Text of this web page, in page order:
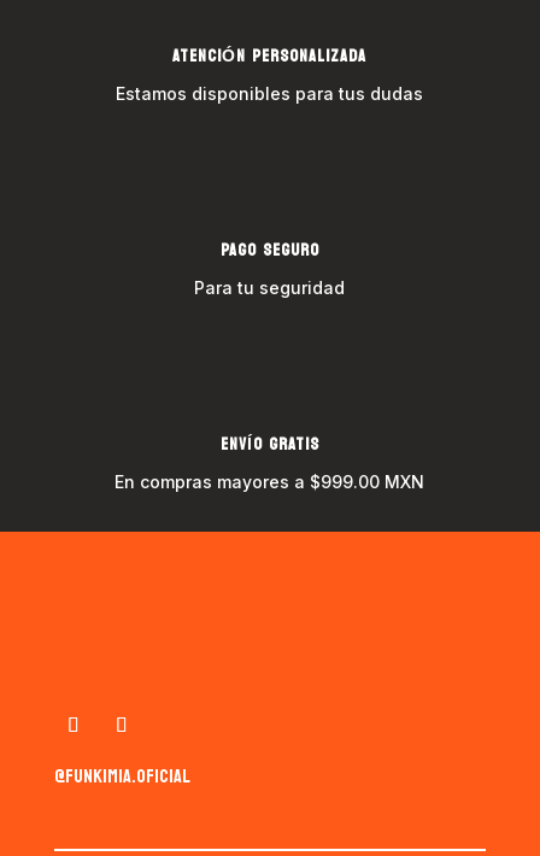
ATENCIÓN PERSONALIZADA
Estamos disponibles para tus dudas
PAGO SEGURO
Para tu seguridad
ENVÍO GRATIS
En compras mayores a $999.00 MXN
@funkimia.oficial